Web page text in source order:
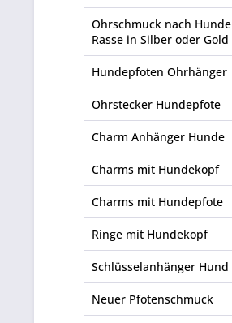
Ohrschmuck nach Hunde
Rasse in Silber oder Gold
Hundepfoten Ohrhänger
Ohrstecker Hundepfote
Charm Anhänger Hunde
Charms mit Hundekopf
Charms mit Hundepfote
Ringe mit Hundekopf
Schlüsselanhänger Hund
Neuer Pfotenschmuck